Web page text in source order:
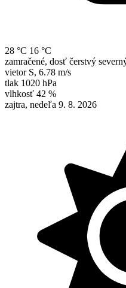
28 °C 16 °C
zamračené, dosť čerstvý
vietor S, 6.78 m/s
tlak 1020 hPa
vlhkosť 42 %
zajtra, nedeľa 9. 8. 2026